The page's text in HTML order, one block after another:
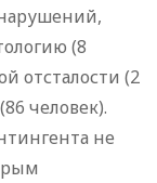
(8
отсталости (2
человек).
не